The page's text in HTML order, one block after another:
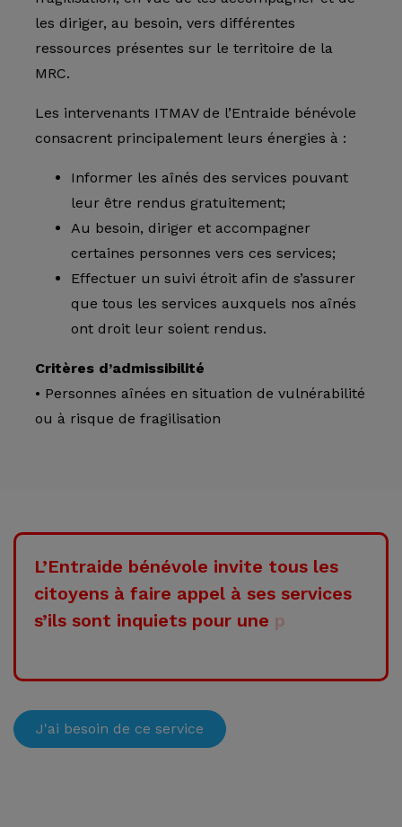
les diriger, au besoin, vers différentes
ressources présentes sur le territoire de la
MRC.
Les intervenants ITMAV de l’Entraide bénévole
consacrent principalement leurs énergies à :
Informer les aînés des services pouvant
leur être rendus gratuitement;
Au besoin, diriger et accompagner
certaines personnes vers ces services;
Effectuer un suivi étroit afin de s’assurer
que tous les services auxquels nos aînés
ont droit leur soient rendus.
Critères d’admissibilité
• Personnes aînées en situation de vulnérabilité
ou à risque de fragilisation
L’Entraide bénévole invite tous les
citoyens à faire appel à ses services
s’ils sont inquiets pour une p
J'ai besoin de ce service